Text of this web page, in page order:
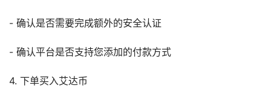
- 确认是否需要完成额外的安全认证
- 确认平台是否支持您添加的付款方式
4. 下单买入艾达币